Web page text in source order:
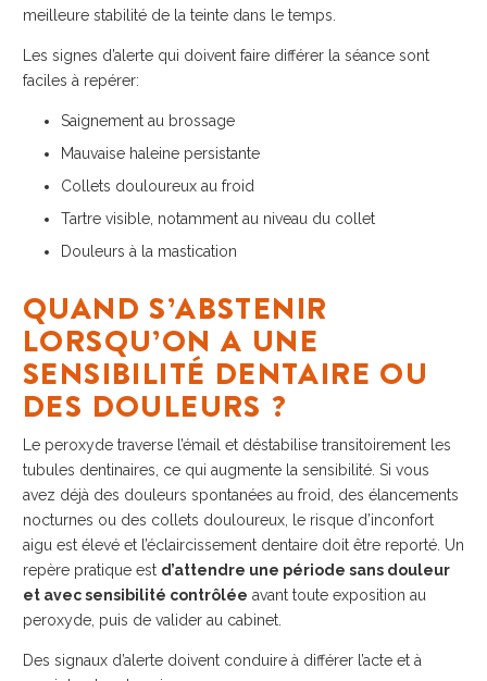
meilleure stabilité de la teinte dans le temps.
Les signes d’alerte qui doivent faire différer la séance sont
faciles à repérer:
Saignement au brossage
Mauvaise haleine persistante
Collets douloureux au froid
Tartre visible, notamment au niveau du collet
Douleurs à la mastication
QUAND S’ABSTENIR
LORSQU’ON A UNE
SENSIBILITÉ DENTAIRE OU
DES DOULEURS ?
Le peroxyde traverse l’émail et déstabilise transitoirement les
tubules dentinaires, ce qui augmente la sensibilité. Si vous
avez déjà des douleurs spontanées au froid, des élancements
nocturnes ou des collets douloureux, le risque d’inconfort
aigu est élevé et l’éclaircissement dentaire doit être reporté. Un
repère pratique est d’attendre une période sans douleur
et avec sensibilité contrôlée avant toute exposition au
peroxyde, puis de valider au cabinet.
Des signaux d’alerte doivent conduire à différer l’acte et à